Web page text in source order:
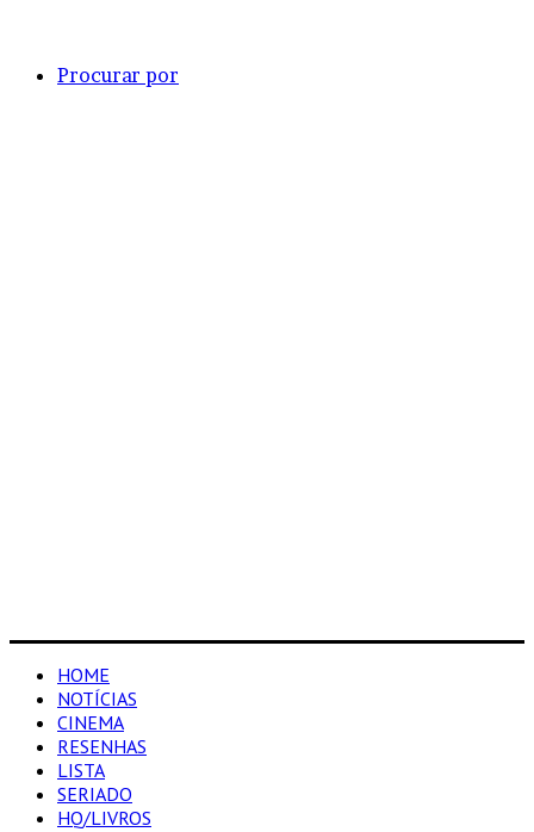
Procurar por
HOME
NOTÍCIAS
CINEMA
RESENHAS
LISTA
SERIADO
HQ/LIVROS